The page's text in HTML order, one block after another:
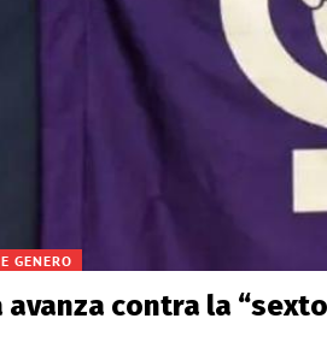
GENERO
avanza contra la